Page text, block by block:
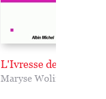
L'Ivresse de vivre
Maryse Wolinski